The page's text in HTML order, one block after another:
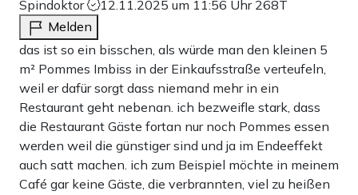
Spindoktor
12.11.2025 um 11:56 Uhr 268T
Melden
das ist so ein bisschen, als würde man den kleinen 5
m² Pommes Imbiss in der Einkaufsstraße verteufeln,
weil er dafür sorgt dass niemand mehr in ein
Restaurant geht nebenan. ich bezweifle stark, dass
die Restaurant Gäste fortan nur noch Pommes essen
werden weil die günstiger sind und ja im Endeeffekt
auch satt machen. ich zum Beispiel möchte in meinem
Café gar keine Gäste, die verbrannten, viel zu heißen